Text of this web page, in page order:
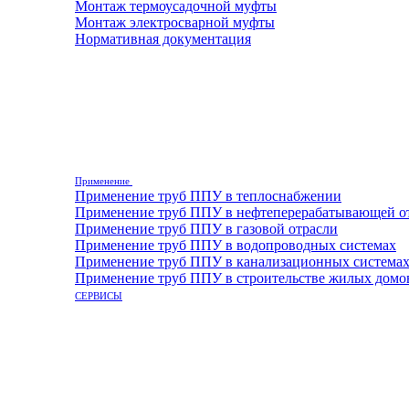
Монтаж термоусадочной муфты
Монтаж электросварной муфты
Нормативная документация
Применение
Применение труб ППУ в теплоснабжении
Применение труб ППУ в нефтеперерабатывающей
Применение труб ППУ в газовой отрасли
Применение труб ППУ в водопроводных системах
Применение труб ППУ в канализационных системах
Применение труб ППУ в строительстве жилых
СЕРВИСЫ